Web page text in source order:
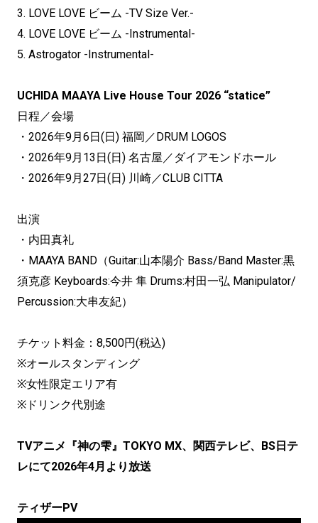
3. LOVE LOVE ビーム -TV Size Ver.-
4. LOVE LOVE ビーム -Instrumental-
5. Astrogator -Instrumental-
UCHIDA MAAYA Live House Tour 2026 “statice”
日程／会場
・2026年9月6日(日) 福岡／DRUM LOGOS
・2026年9月13日(日) 名古屋／ダイアモンドホール
・2026年9月27日(日) 川崎／CLUB CITTA
出演
・内田真礼
・MAAYA BAND（Guitar:山本陽介 Bass/Band Master:黒
須克彦 Keyboards:今井 隼 Drums:村田一弘 Manipulator/
Percussion:大串友紀）
チケット料金：8,500円(税込)
※オールスタンディング
※女性限定エリア有
※ドリンク代別途
TVアニメ『神の雫』TOKYO MX、関西テレビ、BS日テ
レにて2026年4月より放送
ティザーPV